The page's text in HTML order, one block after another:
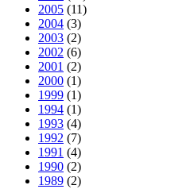
2005 (11)
2004 (3)
2003 (2)
2002 (6)
2001 (2)
2000 (1)
1999 (1)
1994 (1)
1993 (4)
1992 (7)
1991 (4)
1990 (2)
1989 (2)